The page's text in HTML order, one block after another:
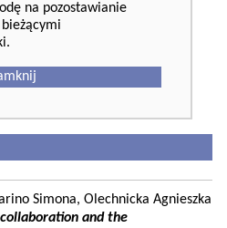
na pozostawianie
Simona, Olechnicka Agnieszka
and the